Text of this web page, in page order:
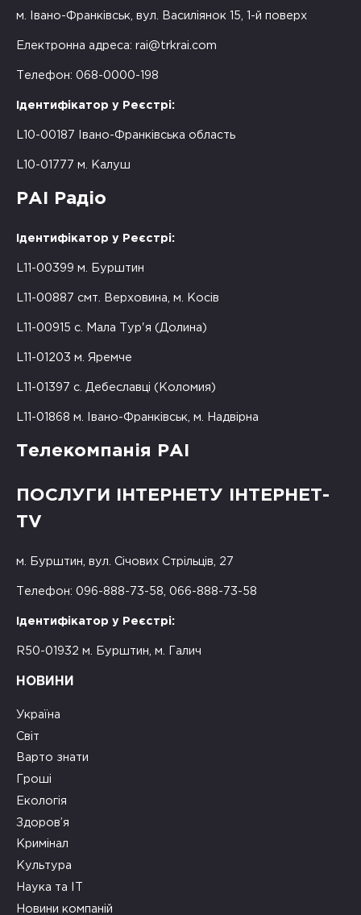
м. Івано-Франківськ, вул. Василіянок 15, 1-й поверх
Електронна адреса: rai@trkrai.com
Телефон: 068-0000-198
Ідентифікатор у Реєстрі:
L10-00187 Івано-Франківська область
L10-01777 м. Калуш
РАІ Радіо
Ідентифікатор у Реєстрі:
L11-00399 м. Бурштин
L11-00887 смт. Верховина, м. Косів
L11-00915 с. Мала Тур'я (Долина)
L11-01203 м. Яремче
L11-01397 с. Дебеславці (Коломия)
L11-01868 м. Івано-Франківськ, м. Надвірна
Телекомпанія РАІ
ПОСЛУГИ ІНТЕРНЕТУ ІНТЕРНЕТ-
TV
м. Бурштин, вул. Січових Стрільців, 27
Телефон: 096-888-73-58, 066-888-73-58
Ідентифікатор у Реєстрі:
R50-01932 м. Бурштин, м. Галич
НОВИНИ
Україна
Світ
Варто знати
Гроші
Екологія
Здоров’я
Кримінал
Культура
Наука та ІТ
Новини компаній